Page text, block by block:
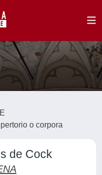
o corpora
de Cock